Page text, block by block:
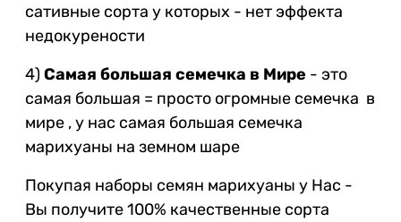
сативные сорта у которых - нет эффекта
недокурености
4) Самая большая семечка в Мире - это
самая большая = просто огромные семечка в
мире , у нас самая большая семечка
марихуаны на земном шаре
Покупая наборы семян марихуаны у Нас -
Вы получите 100% качественные сорта